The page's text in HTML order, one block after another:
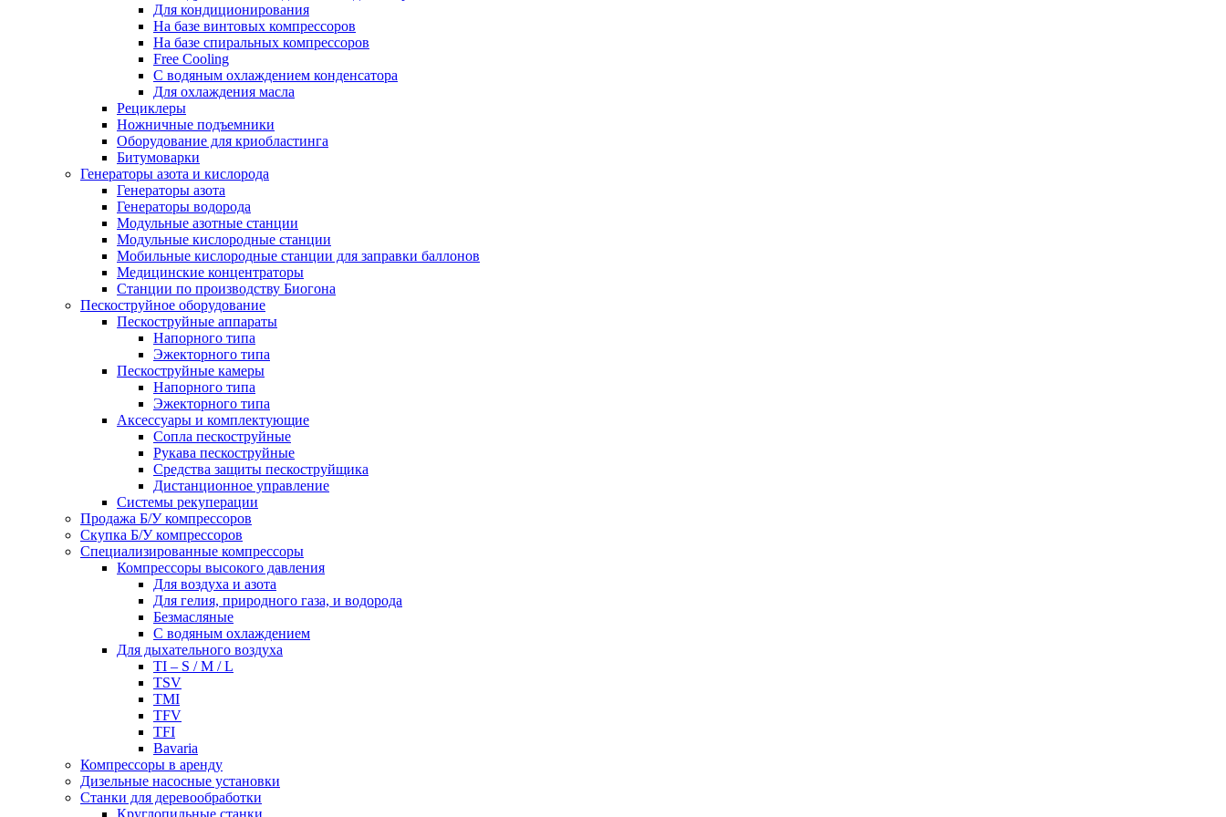
Для кондиционирования
На базе винтовых компрессоров
На базе спиральных компрессоров
Free Cooling
С водяным охлаждением конденсатора
Для охлаждения масла
Рециклеры
Ножничные подъемники
Оборудование для криобластинга
Битумоварки
Генераторы азота и кислорода
Генераторы азота
Генераторы водорода
Модульные азотные станции
Модульные кислородные станции
Мобильные кислородные станции для заправки баллонов
Медицинские концентраторы
Станции по производству Биогона
Пескоструйное оборудование
Пескоструйные аппараты
Напорного типа
Эжекторного типа
Пескоструйные камеры
Напорного типа
Эжекторного типа
Аксессуары и комплектующие
Сопла пескоструйные
Рукава пескоструйные
Средства защиты пескоструйщика
Дистанционное управление
Системы рекуперации
Продажа Б/У компрессоров
Скупка Б/У компрессоров
Специализированные компрессоры
Компрессоры высокого давления
Для воздуха и азота
Для гелия, природного газа, и водорода
Безмасляные
С водяным охлаждением
Для дыхательного воздуха
TI – S / M / L
TSV
TMI
TFV
TFI
Bavaria
Компрессоры в аренду
Дизельные насосные установки
Станки для деревообработки
Круглопильные станки